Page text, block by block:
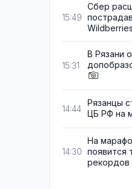
15:49
Сбер
Wildberries
15:31
В Рязани
14:44
Рязанцы
ЦБ РФ на
14:30
На
появится
рекордов